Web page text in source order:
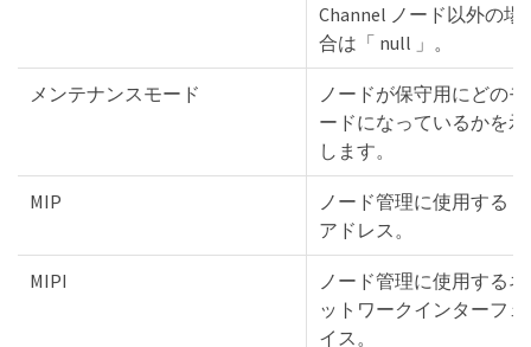
Channel ノード以外の場
合は「 null 」。
メンテナンスモード
ノードが保守用にどのモ
ードになっているかを示
します。
MIP
ノード管理に使用する IP
アドレス。
MIPI
ノード管理に使用するネ
ットワークインターフェ
イス。